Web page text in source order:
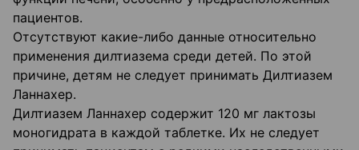
пациентов.
Отсутствуют какие-либо данные относительно
применения дилтиазема среди детей. По этой
причине, детям не следует принимать Дилтиазем
Ланнахер.
Дилтиазем Ланнахер содержит 120 мг лактозы
моногидрата в каждой таблетке. Их не следует